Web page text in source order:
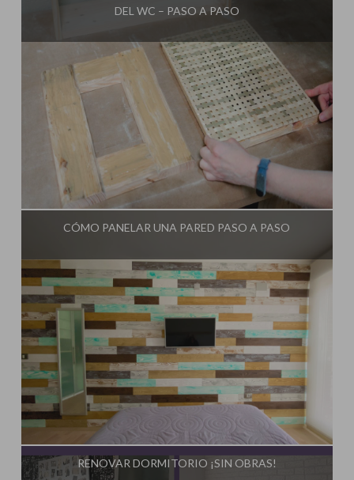
DEL WC – PASO A PASO
Influencer: Bricoydeco Mujermanitas
CÓMO PANELAR UNA PARED PASO A PASO
Influencer: Bricoydeco Mujermanitas
RENOVAR DORMITORIO ¡SIN OBRAS!